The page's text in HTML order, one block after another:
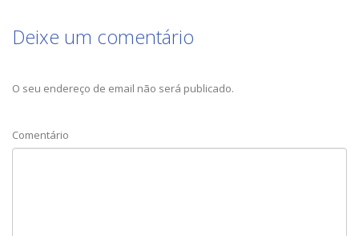
Deixe um comentário
O seu endereço de email não será publicado.
Comentário